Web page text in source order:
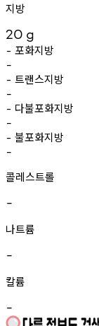
지방
20 g
- 포화지방
-
- 트랜스지방
-
- 다불포화지방
-
- 불포화지방
-
콜레스트롤
-
나트륨
-
칼륨
-